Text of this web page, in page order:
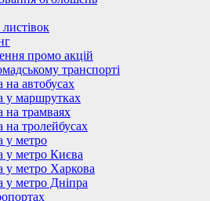
промо акцій
транспорті
на автобусах
у маршрутках
на трамваях
на тролейбусах
у метро
у метро Києва
у метро Харкова
у метро Дніпра